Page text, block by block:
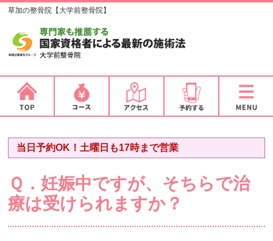
草加の整骨院【大学前整骨院】
当日予約OK！土曜日も17時まで営業
Ｑ．妊娠中ですが、そちらで治
療は受けられますか？